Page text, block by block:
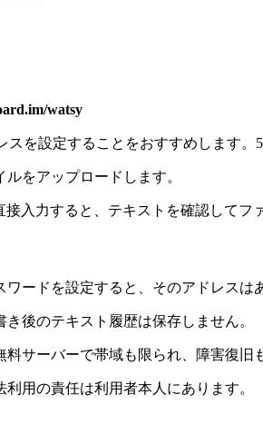
watsy
スを設定することをおすすめします。
をアップロードします。
入力すると、テキストを確認してフ
ードを設定すると、そのアドレスは
後のテキスト履歴は保存しません。
サーバーで帯域も限られ、障害復旧
用の責任は利用者本人にあります。